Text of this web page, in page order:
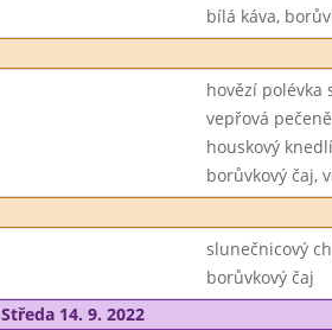
bílá káva,
hovězí polévka
vepřová
houskový
borůvkový čaj,
slunečnicový
borůvkový čaj
Středa 14. 9. 2022